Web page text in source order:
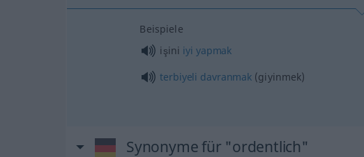
Beispiele
işini iyi yapmak
terbiyeli davranmak (giyinmek)
Synonyme für "ordentlich"